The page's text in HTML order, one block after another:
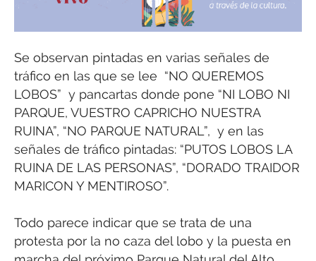
Se observan pintadas en varias señales de
tráfico en las que se lee “NO QUEREMOS
LOBOS” y pancartas donde pone “NI LOBO NI
PARQUE, VUESTRO CAPRICHO NUESTRA
RUINA”, “NO PARQUE NATURAL”, y en las
señales de tráfico pintadas: “PUTOS LOBOS LA
RUINA DE LAS PERSONAS”, “DORADO TRAIDOR
MARICON Y MENTIROSO”.
Todo parece indicar que se trata de una
protesta por la no caza del lobo y la puesta en